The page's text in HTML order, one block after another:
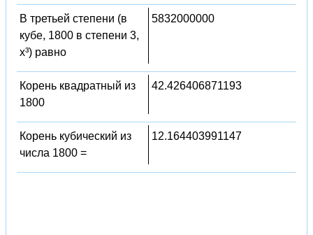
В третьей степени (в
кубе, 1800 в степени 3,
x³) равно
5832000000
Корень квадратный из
1800
42.426406871193
Корень кубический из
числа 1800 =
12.164403991147